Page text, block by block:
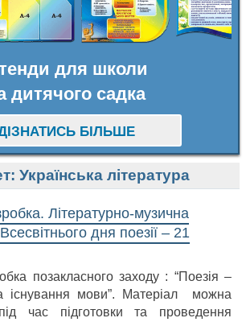
для школи
дитячого садка
БІЛЬШЕ
Українська література
Літературно-музична
дня поезії – 21
позакласного заходу : “Поезія –
мови”. Матеріал можна
час підготовки та проведення